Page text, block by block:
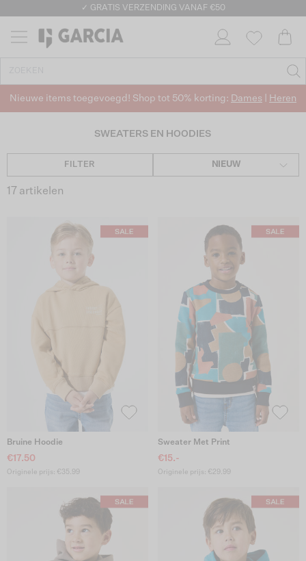
✓ GRATIS VERZENDING VANAF €50
Nieuwe items toegevoegd! Shop tot 50% korting: Dames Heren
SWEATERS EN HOODIES
FILTER NIEUW
17 artikelen
Bruine Hoodie
€17.50
Originele prijs: €35.99
Sweater Met Print
€15.-
Originele prijs: €29.99